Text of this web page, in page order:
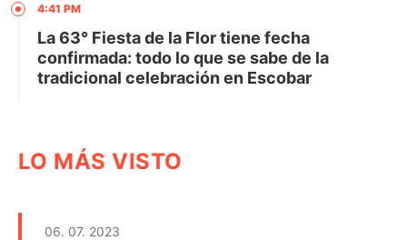
4:41 PM
La 63° Fiesta de la Flor tiene fecha
confirmada: todo lo que se sabe de la
tradicional celebración en Escobar
LO MÁS VISTO
06. 07. 2023